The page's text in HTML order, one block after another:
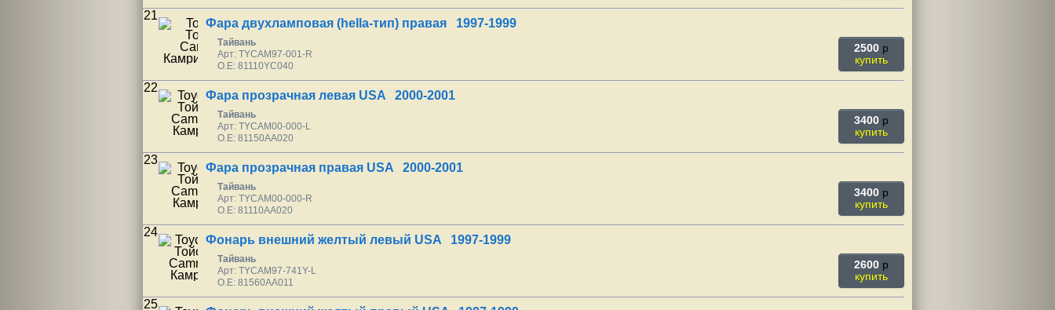
21
Фара двухламповая (hella-тип) правая 1997-1999
Тайвань
Арт: TYCAM97-001-R
O.E: 81110YC040
2500 p
купить
22
Фара прозрачная левая USA 2000-2001
Тайвань
Арт: TYCAM00-000-L
O.E: 81150AA020
3400 p
купить
23
Фара прозрачная правая USA 2000-2001
Тайвань
Арт: TYCAM00-000-R
O.E: 81110AA020
3400 p
купить
24
Фонарь внешний желтый левый USA 1997-1999
Тайвань
Арт: TYCAM97-741Y-L
O.E: 81560AA011
2600 p
купить
25